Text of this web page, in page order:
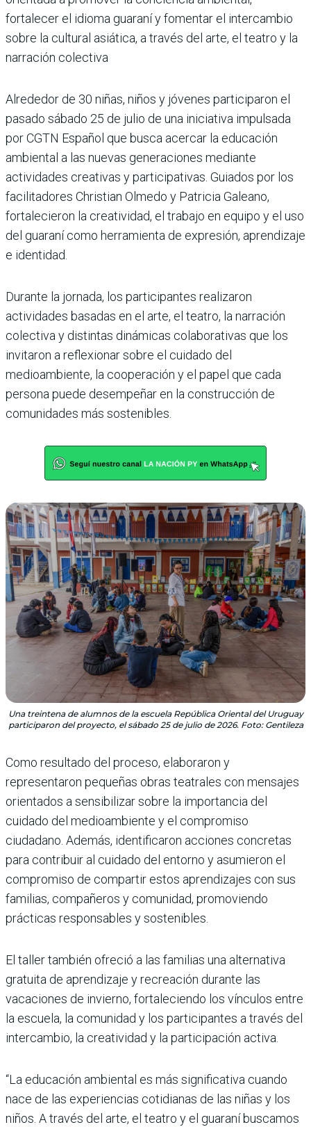
fortalecer el idioma guaraní y fomentar el intercambio
sobre la cultural asiática, a través del arte, el teatro y la
narración colectiva
Alrededor de 30 niñas, niños y jóvenes participaron el
pasado sábado 25 de julio de una iniciativa impulsada
por CGTN Español que busca acercar la educación
ambiental a las nuevas generaciones mediante
actividades creativas y participativas. Guiados por los
facilitadores Christian Olmedo y Patricia Galeano,
fortalecieron la creatividad, el trabajo en equipo y el uso
del guaraní como herramienta de expresión, aprendizaje
e identidad.
Durante la jornada, los participantes realizaron
actividades basadas en el arte, el teatro, la narración
colectiva y distintas dinámicas colaborativas que los
invitaron a reflexionar sobre el cuidado del
medioambiente, la cooperación y el papel que cada
persona puede desempeñar en la construcción de
comunidades más sostenibles.
Una treintena de alumnos de la escuela República Oriental del Uruguay
participaron del proyecto, el sábado 25 de julio de 2026. Foto: Gentileza
Como resultado del proceso, elaboraron y
representaron pequeñas obras teatrales con mensajes
orientados a sensibilizar sobre la importancia del
cuidado del medioambiente y el compromiso
ciudadano. Además, identificaron acciones concretas
para contribuir al cuidado del entorno y asumieron el
compromiso de compartir estos aprendizajes con sus
familias, compañeros y comunidad, promoviendo
prácticas responsables y sostenibles.
El taller también ofreció a las familias una alternativa
gratuita de aprendizaje y recreación durante las
vacaciones de invierno, fortaleciendo los vínculos entre
la escuela, la comunidad y los participantes a través del
intercambio, la creatividad y la participación activa.
“La educación ambiental es más significativa cuando
nace de las experiencias cotidianas de las niñas y los
niños. A través del arte, el teatro y el guaraní buscamos